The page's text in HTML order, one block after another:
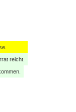
reicht.